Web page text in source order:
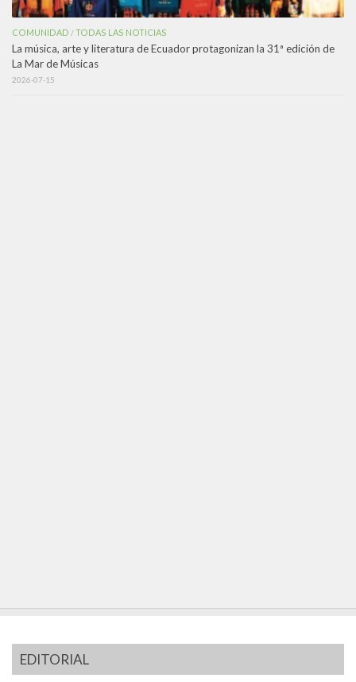
COMUNIDAD /TODAS LAS NOTICIAS
La música, arte y literatura de Ecuador protagonizan la 31ª edición de
La Mar de Músicas
2026-07-15
EDITORIAL